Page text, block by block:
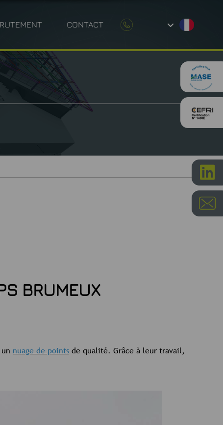
ENVIRONNEMENTALE
MÉTROLOGIE
CONTACT
BRUMEUX
nuage de points de qualité. Grâce à leur travail,